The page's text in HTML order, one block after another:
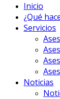
Inicio
¿Qué
Servicios
Noticias